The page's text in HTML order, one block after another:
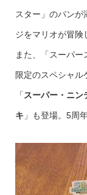
スター」のパン
ジをマリオが冒険
また、「スーパ
限定のスペシャル
「 スーパー・ニ
キ 」も登場。5周